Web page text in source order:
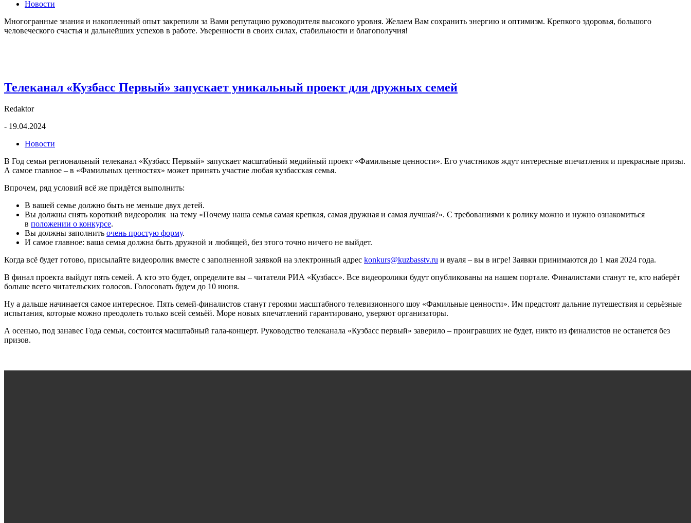
Новости
Многогранные знания и накопленный опыт закрепили за Вами репутацию руководителя высокого уровня. Желаем Вам сохранить энергию и оптимизм. Крепкого здоровья, большого
человеческого счастья и дальнейших успехов в работе. Уверенности в своих силах, стабильности и благополучия!
Телеканал «Кузбасс Первый» запускает уникальный проект для дружных семей
Redaktor
- 19.04.2024
Новости
В Год семьи региональный телеканал «Кузбасс Первый» запускает масштабный медийный проект «Фамильные ценности». Его участников ждут интересные впечатления и прекрасные призы.
А самое главное – в «Фамильных ценностях» может принять участие любая кузбасская семья.
Впрочем, ряд условий всё же придётся выполнить:
В вашей семье должно быть не меньше двух детей.
Вы должны снять короткий видеоролик на тему «Почему наша семья самая крепкая, самая дружная и самая лучшая?». С требованиями к ролику можно и нужно ознакомиться
в положении о конкурсе.
Вы должны заполнить очень простую форму.
И самое главное: ваша семья должна быть дружной и любящей, без этого точно ничего не выйдет.
Когда всё будет готово, присылайте видеоролик вместе с заполненной заявкой на электронный адрес konkurs@kuzbasstv.ru и вуаля – вы в игре! Заявки принимаются до 1 мая 2024 года.
В финал проекта выйдут пять семей. А кто это будет, определите вы – читатели РИА «Кузбасс». Все видеоролики будут опубликованы на нашем портале. Финалистами станут те, кто наберёт
больше всего читательских голосов. Голосовать будем до 10 июня.
Ну а дальше начинается самое интересное. Пять семей-финалистов станут героями масштабного телевизионного шоу «Фамильные ценности». Им предстоят дальние путешествия и серьёзные
испытания, которые можно преодолеть только всей семьёй. Море новых впечатлений гарантировано, уверяют организаторы.
А осенью, под занавес Года семьи, состоится масштабный гала-концерт. Руководство телеканала «Кузбасс первый» заверило – проигравших не будет, никто из финалистов не останется без
призов.